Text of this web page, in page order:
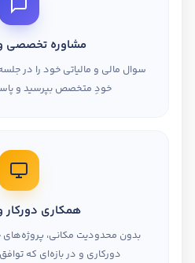
مشاوره تخصصی
سوال مالی و مالیاتی خود را در
خودِ متخصص بپرسید و
همکاری
بدون محدودیت مکانی، پروژه‌های
دورکاری و در بازه‌ای که